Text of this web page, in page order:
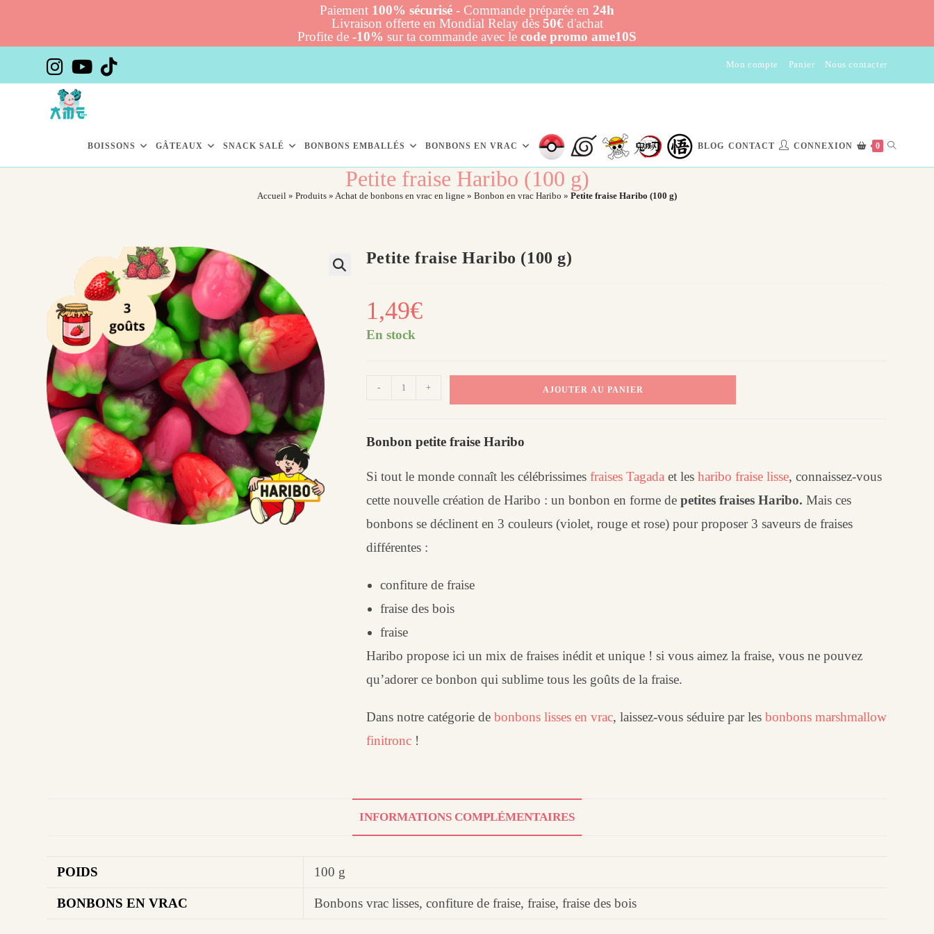
Paiement 100% sécurisé - Commande préparée en 24h
Livraison offerte en Mondial Relay dès 50€d'achat
Profite de -10% sur ta commande avec le code promo ame10S
Mon compte Panier Nous contacter
BOISSONS GÂTEAUX SNACK SALÉ BONBONS EMBALLÉS BONBONS EN VRAC BLOG CONTACT CONNEXION 0 TOGGLE
Petite fraise Haribo (100 g)​
Accueil » Produits » Achat de bonbons en vrac en ligne » Bonbon en vrac Haribo » Petite fraise Haribo (100 g)​
Petite fraise Haribo (100 g)​
1,49€
En stock
fraise
(100
- + AJOUTER AU PANIER
Bonbon petite fraise Haribo
Si tout le monde connaît les célébrissimes fraises Tagada et les haribo fraise lisse, connaissez-vous
cette nouvelle création de Haribo : un bonbon en forme de petites fraises Haribo. Mais ces
bonbons se déclinent en 3 couleurs (violet, rouge et rose) pour proposer 3 saveurs de fraises
différentes :
confiture de fraise
fraise des bois
fraise
Haribo propose ici un mix de fraises inédit et unique ! si vous aimez la fraise, vous ne pouvez
qu’adorer ce bonbon qui sublime tous les goûts de la fraise.
Dans notre catégorie de bonbons lisses en vrac, laissez-vous séduire par les bonbons marshmallow
finitronc!
INFORMATIONS COMPLÉMENTAIRES
POIDS 100 g
BONBONS EN VRAC Bonbons vrac lisses, confiture de fraise, fraise, fraise des bois